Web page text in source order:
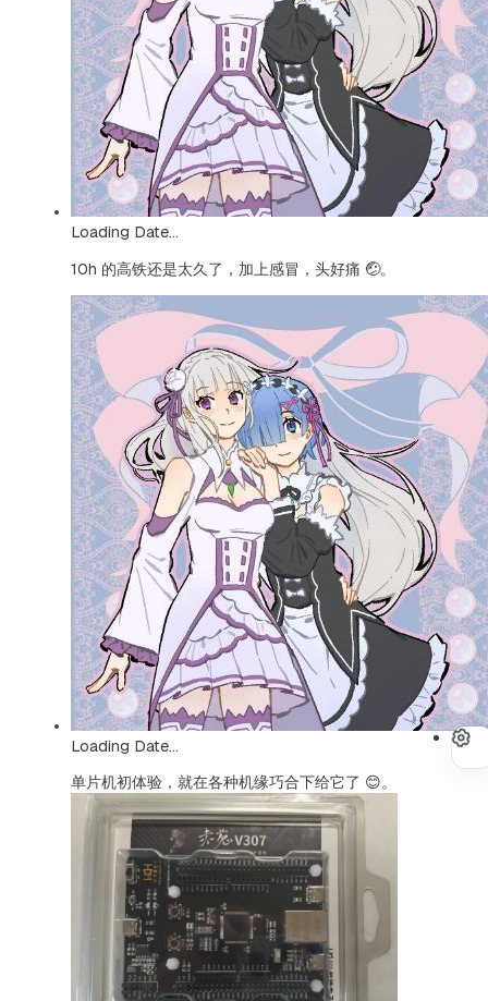
Loading Date...
10h 的高铁还是太久了，加上感冒，头好痛 🤕。
Loading Date...
单片机初体验，就在各种机缘巧合下给它了 😊。